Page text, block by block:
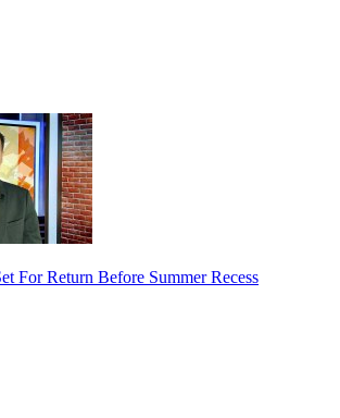
For Return Before Summer Recess